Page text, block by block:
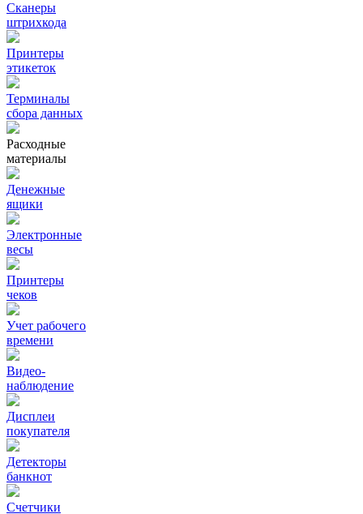
Сканеры
штрихкода
Принтеры
этикеток
Терминалы
сбора данных
Расходные
материалы
Денежные
ящики
Электронные
весы
Принтеры
чеков
Учет рабочего
времени
Видео‑
наблюдение
Дисплеи
покупателя
Детекторы
банкнот
Счетчики